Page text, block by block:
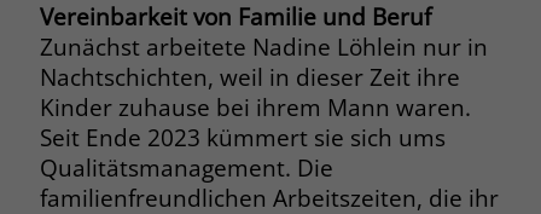
Vereinbarkeit von Familie und Beruf
Zunächst arbeitete Nadine Löhlein nur in
Nachtschichten, weil in dieser Zeit ihre
Kinder zuhause bei ihrem Mann waren.
Seit Ende 2023 kümmert sie sich ums
Qualitätsmanagement. Die
familienfreundlichen Arbeitszeiten, die ihr